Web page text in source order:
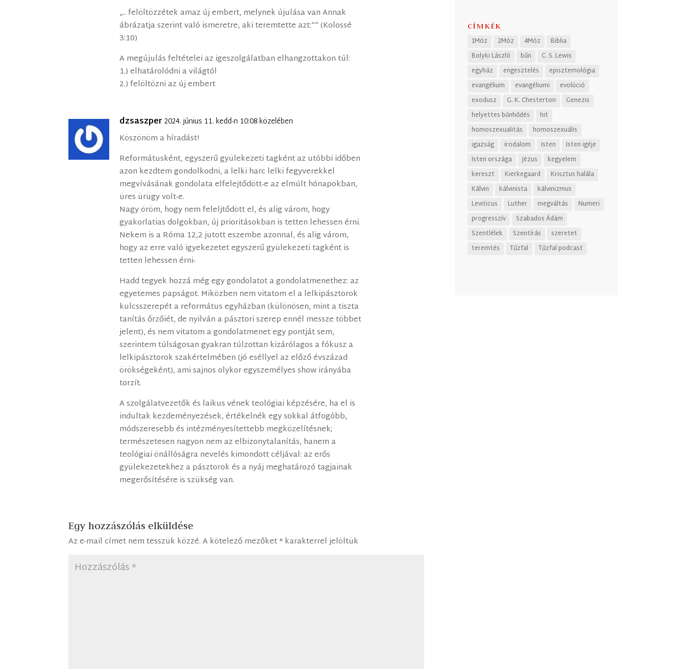
„.. felöltözzétek amaz új embert, melynek újulása van Annak
ábrázatja szerint való ismeretre, aki teremtette azt:”” (Kolossé
3:10)
A megújulás feltételei az igeszolgálatban elhangzottakon túl:
1.) elhatárolódni a világtól
2.) felöltözni az új embert
dzsaszper 2024. június 11. kedd-n 10:08 közelében
Köszönöm a híradást!
Reformátusként, egyszerű gyülekezeti tagként az utóbbi időben
azon kezdtem gondolkodni, a lelki harc lelki fegyverekkel
megvívásának gondolata elfelejtődött-e az elmúlt hónapokban,
üres ürügy volt-e.
Nagy öröm, hogy nem feleljtődött el, és alig várom, hogy
gyakorlatias dolgokban, új prioritásokban is tetten lehessen érni.
Nekem is a Róma 12,2 jutott eszembe azonnal, és alig várom,
hogy az erre való igyekezetet egyszerű gyülekezeti tagként is
tetten lehessen érni-
Hadd tegyek hozzá még egy gondolatot a gondolatmenethez: az
egyetemes papságot. Miközben nem vitatom el a lelkipásztorok
kulcsszerepét a református egyházban (különösen, mint a tiszta
tanítás őrzőiét, de nyilván a pásztori szerep ennél messze többet
jelent), és nem vitatom a gondolatmenet egy pontját sem,
szerintem túlságosan gyakran túlzottan kizárólagos a fókusz a
lelkipásztorok szakértelmében (jó eséllyel az előző évszázad
örökségeként), ami sajnos olykor egyszemélyes show irányába
torzít.
A szolgálatvezetők és laikus vének teológiai képzésére, ha el is
indultak kezdeményezések, értékelnék egy sokkal átfogóbb,
módszeresebb és intézményesítettebb megközelítésnek;
természetesen nagyon nem az elbizonytalanítás, hanem a
teológiai önállóságra nevelés kimondott céljával: az erős
gyülekezetekhez a pásztorok és a nyáj meghatározó tagjainak
megerősítésére is szükség van.
Egy hozzászólás elküldése
Az e-mail címet nem tesszük közzé. A kötelező mezőket*karakterrel jelöltük
CÍMKÉK
1Móz 2Móz 4Móz
Biblia
Bolyki László
bűn
C. S. Lewis
egyház
engesztelés
episztemológia
evangélium
evangéliumi
evolúció
exodusz
G. K. Chesterton
Genezis
helyettes bűnhődés
hit
homoszexualitás
homoszexuális
igazság
irodalom Isten
Isten igéje
Isten országa
Jézus
kegyelem
kereszt
Kierkegaard
Krisztus halála
Kálvin
kálvinista
kálvinizmus
Leviticus
Luther megváltás
Numeri
progresszív
Szabados Ádám
Szentlélek
Szentírás
szeretet
teremtés
Tűzfal Tűzfal podcast